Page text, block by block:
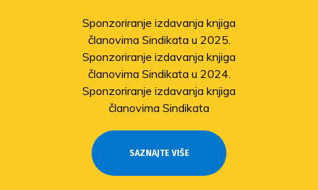
Sponzoriranje izdavanja knjiga
članovima Sindikata u 2025.
Sponzoriranje izdavanja knjiga
članovima Sindikata u 2024.
Sponzoriranje izdavanja knjiga
članovima Sindikata
SAZNAJTE VIŠE